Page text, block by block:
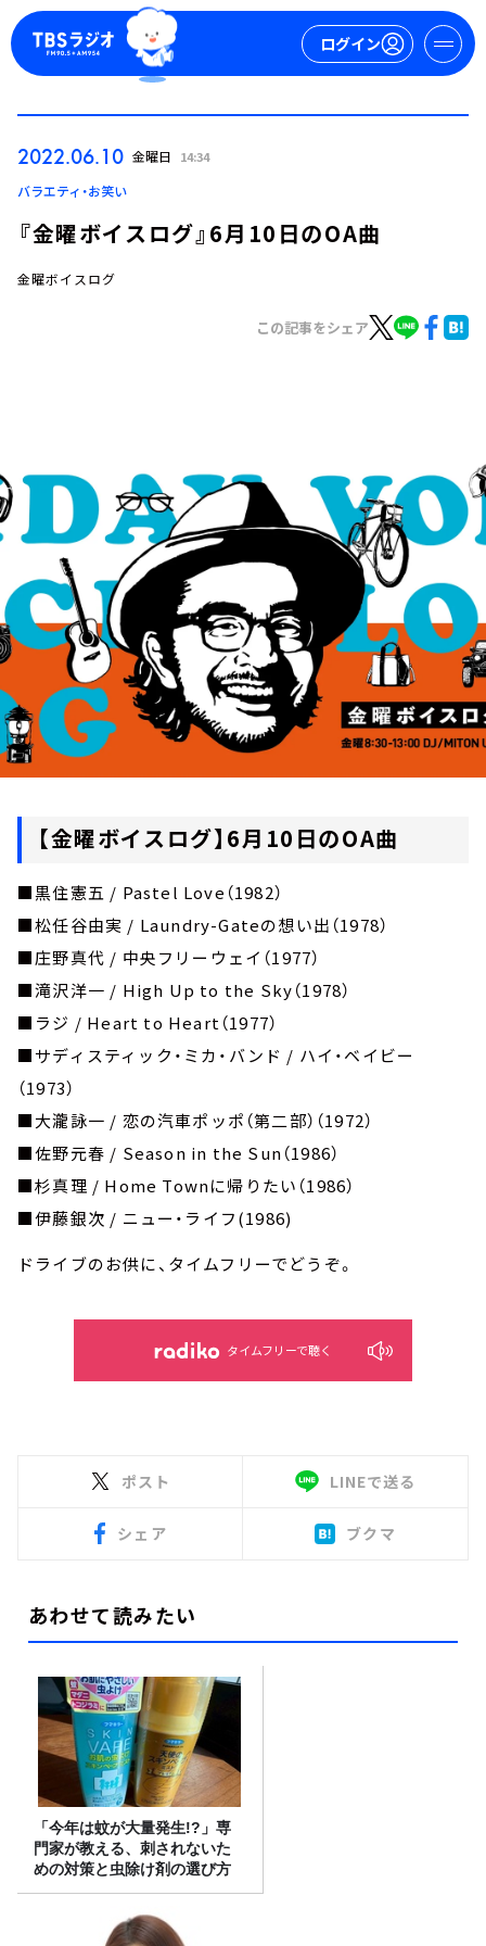
ログイン
ログイン
TBS Podcast
お知らせ
イベント・グッズ
YouTube
会社情報
2022.06.10 金曜日 14:34
バラエティ・お笑い
『金曜ボイスログ』6月10日のOA曲
金曜ボイスログ
この記事をシェア
【金曜ボイスログ】6月10日のOA曲
■黒住憲五 / Pastel Love（1982）
■松任谷由実 / Laundry-Gateの想い出（1978）
■庄野真代 / 中央フリーウェイ（1977）
■滝沢洋一 / High Up to the Sky（1978）
■ラジ / Heart to Heart（1977）
■サディスティック・ミカ・バンド / ハイ・ベイビー
（1973）
■大瀧詠一 / 恋の汽車ポッポ（第二部）（1972）
■佐野元春 / Season in the Sun（1986）
■杉真理 / Home Townに帰りたい（1986）
■伊藤銀次 / ニュー・ライフ(1986)
ドライブのお供に、タイムフリーでどうぞ。
タイムフリーで聴く
ポスト LINEで送る
シェア ブクマ
あわせて読みたい
「今年は蚊が大量発生!?」専
門家が教える、刺されないた
めの対策と虫除け剤の選び方